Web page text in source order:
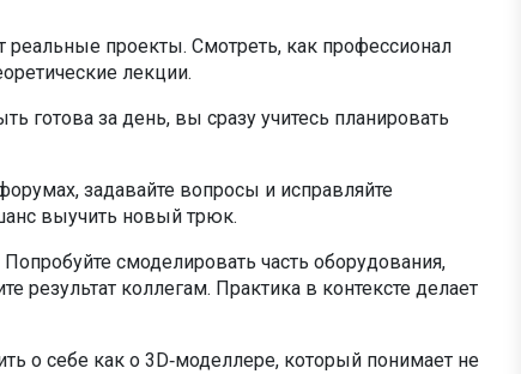
реальные проекты. Смотреть, как профессионал
лекции.
готова за день, вы сразу учитесь планировать
задавайте вопросы и исправляйте
выучить новый трюк.
смоделировать часть оборудования,
результат коллегам. Практика в контексте делает
о себе как о 3D‑моделлере, который понимает не